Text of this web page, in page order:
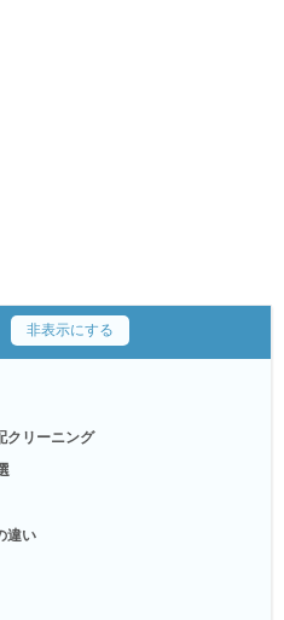
非表示にする
クリーニング
違い